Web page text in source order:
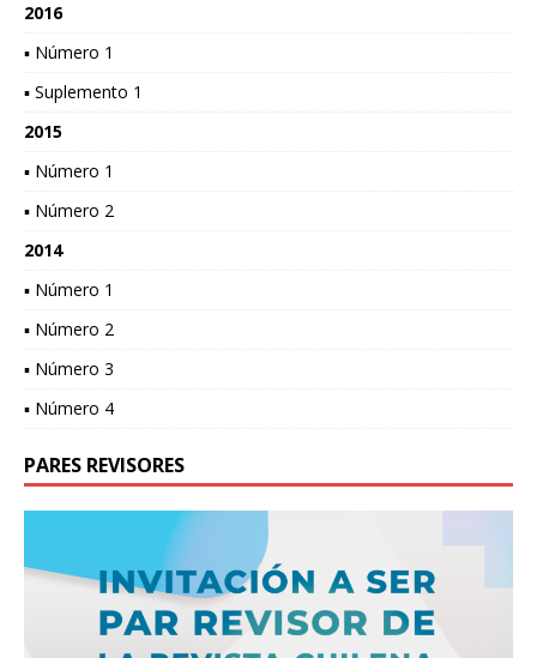
2016
▪ Número 1
▪ Suplemento 1
2015
▪ Número 1
▪ Número 2
2014
▪ Número 1
▪ Número 2
▪ Número 3
▪ Número 4
PARES REVISORES